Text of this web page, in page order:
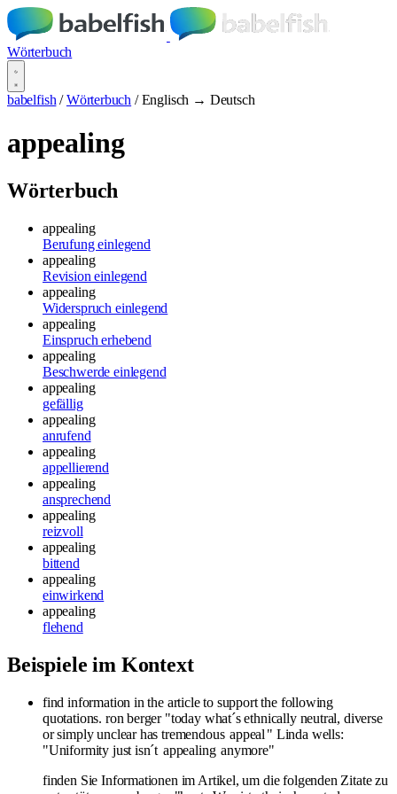
Wörterbuch
babelfish / Wörterbuch / Englisch → Deutsch
appealing
Wörterbuch
appealing
Berufung einlegend
appealing
Revision einlegend
appealing
Widerspruch einlegend
appealing
Einspruch erhebend
appealing
Beschwerde einlegend
appealing
gefällig
appealing
anrufend
appealing
appellierend
appealing
ansprechend
appealing
reizvoll
appealing
bittend
appealing
einwirkend
appealing
flehend
Beispiele im Kontext
find information in the article to support the following
quotations. ron berger "today what´s ethnically neutral, diverse
or simply unclear has tremendous appeal " Linda wells:
"Uniformity just isn´t appealing anymore"
finden Sie Informationen im Artikel, um die folgenden Zitate zu